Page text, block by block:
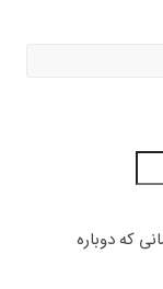
که دوباره